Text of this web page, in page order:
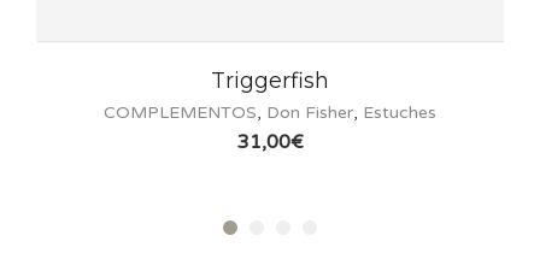
Triggerfish
COMPLEMENTOS, Don Fisher, Estuches
31,00€